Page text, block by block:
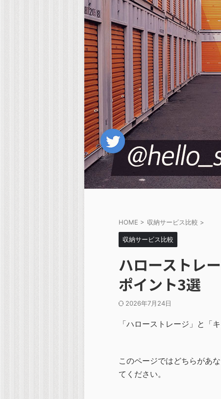
HOME > 収納サービス比較 >
収納サービス比較
ハローストレ
ポイント3選
2026年7月24日
「ハローストレージ」と「
このページではどちらがあ
てください。